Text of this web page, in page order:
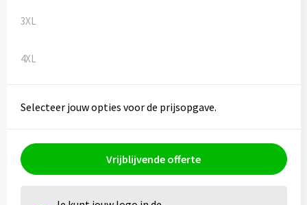
3XL
4XL
Selecteer jouw opties voor de prijsopgave.
Vrijblijvende offerte